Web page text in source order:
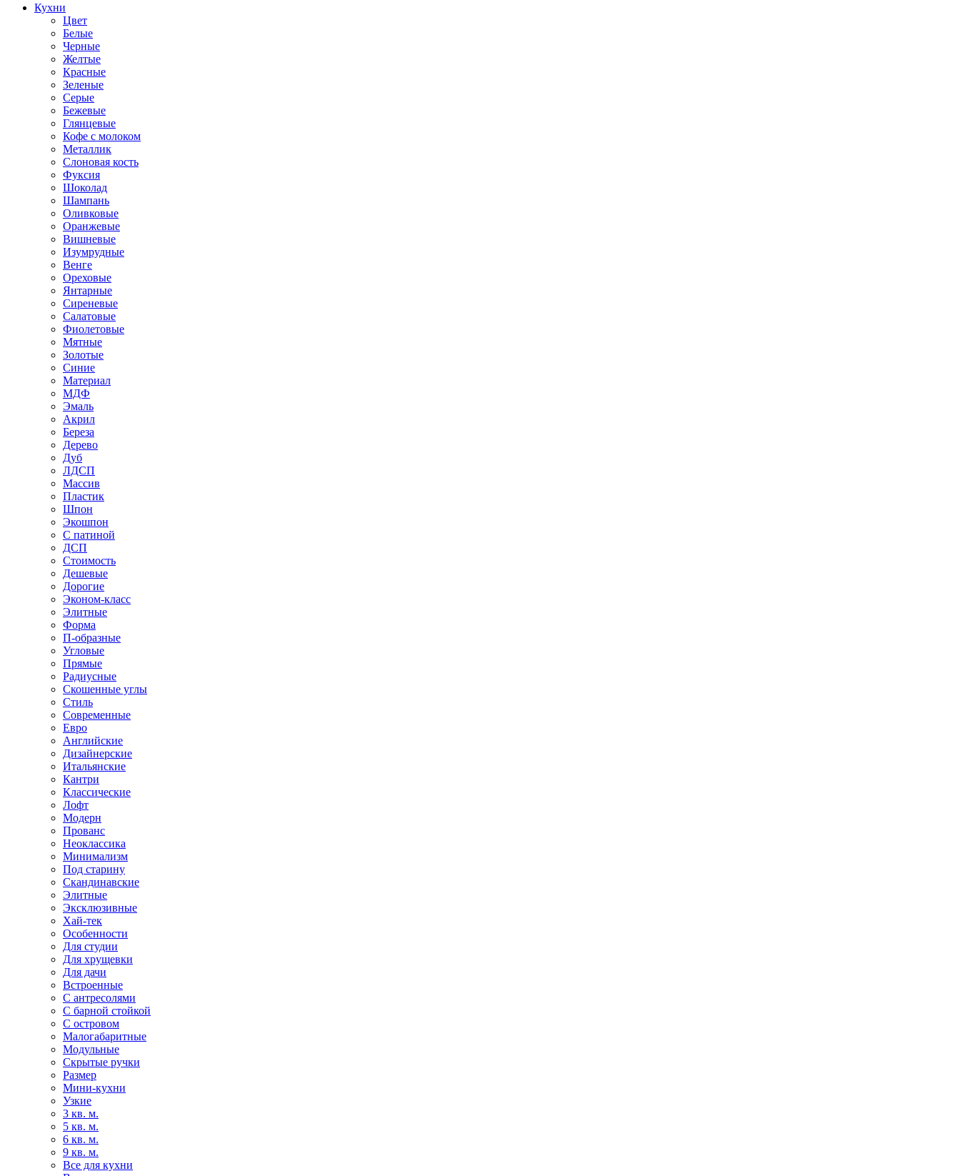
Кухни
Цвет
Белые
Черные
Желтые
Красные
Зеленые
Серые
Бежевые
Глянцевые
Кофе с молоком
Металлик
Слоновая кость
Фуксия
Шоколад
Шампань
Оливковые
Оранжевые
Вишневые
Изумрудные
Венге
Ореховые
Янтарные
Сиреневые
Салатовые
Фиолетовые
Мятные
Золотые
Синие
Материал
МДФ
Эмаль
Акрил
Береза
Дерево
Дуб
ЛДСП
Массив
Пластик
Шпон
Экошпон
С патиной
ДСП
Стоимость
Дешевые
Дорогие
Эконом-класс
Элитные
Форма
П-образные
Угловые
Прямые
Радиусные
Скошенные углы
Стиль
Современные
Евро
Английские
Дизайнерские
Итальянские
Кантри
Классические
Лофт
Модерн
Прованс
Неоклассика
Минимализм
Под старину
Скандинавские
Элитные
Эксклюзивные
Хай-тек
Особенности
Для студии
Для хрущевки
Для дачи
Встроенные
С антресолями
С барной стойкой
С островом
Малогабаритные
Модульные
Скрытые ручки
Размер
Мини-кухни
Узкие
3 кв. м.
5 кв. м.
6 кв. м.
9 кв. м.
Все для кухни